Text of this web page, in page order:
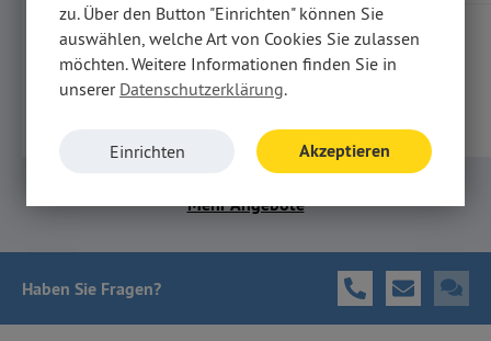
5,30 l/100km komb.
CO₂-Klasse D CO₂ 120 g/km komb.
Mehr Angebote
Haben Sie Fragen?
zu. Über den Button "Einrichten" können Sie
auswählen, welche Art von Cookies Sie zulassen
möchten. Weitere Informationen finden Sie in
unserer Datenschutzerklärung.
Einrichten Akzeptieren